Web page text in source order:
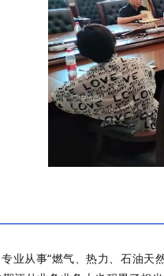
从事“燃气、热力、石油天